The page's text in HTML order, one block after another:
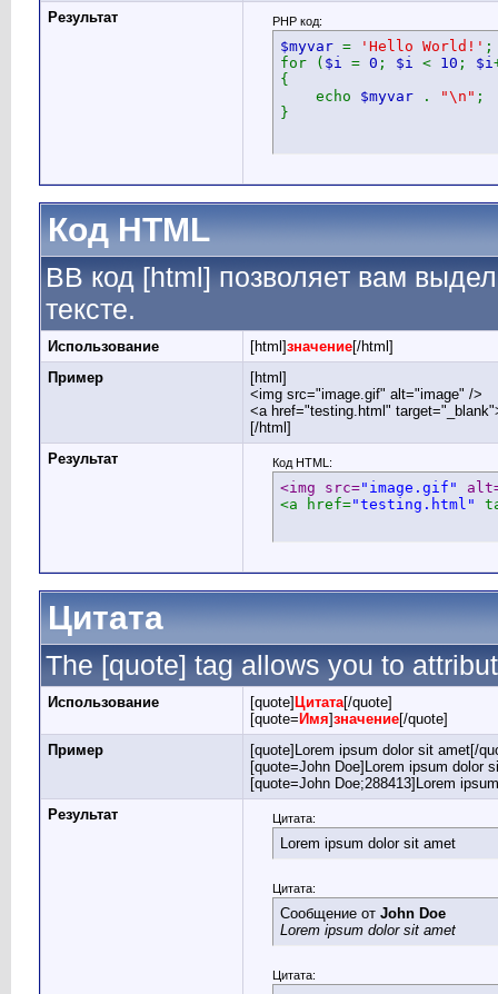
Результат
PHP код:
$myvar = 'Hello World!' ;
for ( $i = 0 ; $i < 10 ; $i
{
echo $myvar . "\n" ;
}
Код HTML
BB код [html] позволяет вам
тексте.
Использование [html]значение[/html]
Пример
[html]
<img src="image.gif" alt="image" />
<a href="testing.html"
[/html]
Результат
Код HTML:
<img src="image.gif"
<a href="testing.html"
Цитата
The [quote] tag allows you to
Использование [quote] Цитата[/quote]
[quote= Имя]значение[/quote]
Пример
[quote]Lorem ipsum dolor sit amet[/
[quote=John Doe]Lorem ipsum dolor
[quote=John Doe;288413]Lorem
Результат
Цитата:
Lorem ipsum dolor sit amet
Цитата:
Сообщение от John Doe
Lorem ipsum dolor sit amet
Цитата: